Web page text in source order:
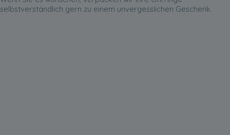
selbstverständlich gern zu einem unvergesslichen Geschenk.